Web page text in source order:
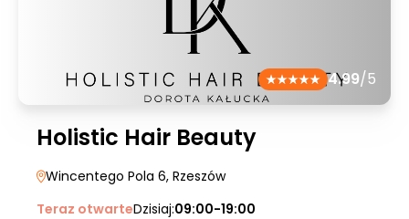
4.99/5
Holistic Hair Beauty
Wincentego Pola 6, Rzeszów
Teraz otwarteDzisiaj:09:00-19:00